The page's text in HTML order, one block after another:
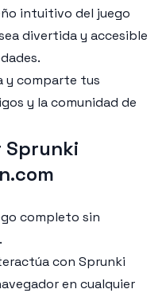
intuitivo del juego
divertida y accesible
y comparte tus
y la comunidad de
Sprunki
completo sin
con Sprunki
en cualquier